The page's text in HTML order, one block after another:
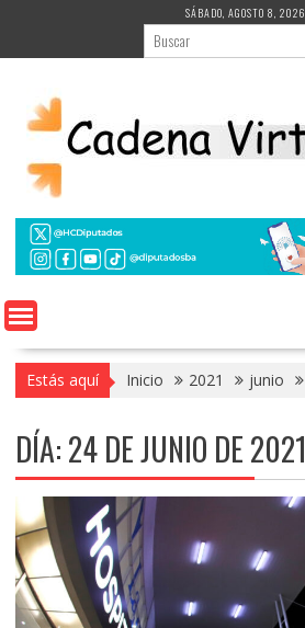
contenido
SÁBADO, AGOSTO 8, 2026
Estás aquí Inicio 2021 junio
DÍA:24 DE JUNIO DE 2021